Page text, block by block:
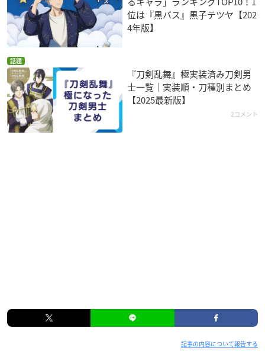
位は『黒バス』黒子テツヤ【202
4年版】
話題
『刀剣乱舞』極実装済み刀剣男
士一覧｜実装順・刀種別まとめ
【2025最新版】
2コメント
記事の内容について報告する